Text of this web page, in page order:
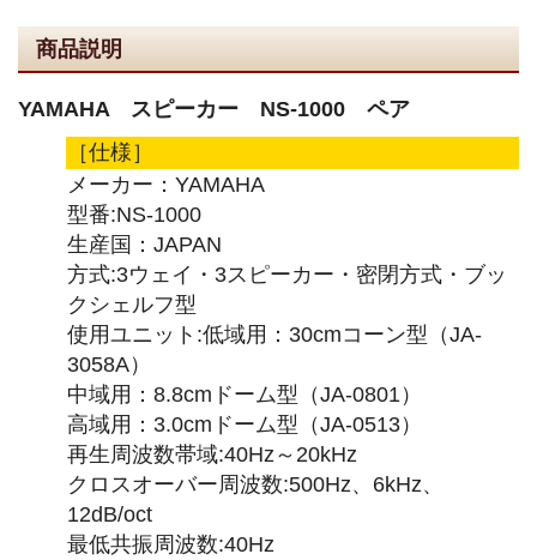
商品説明
YAMAHA スピーカー NS-1000 ペア
［仕様］
メーカー：YAMAHA
型番:NS-1000
生産国：JAPAN
方式:3ウェイ・3スピーカー・密閉方式・ブッ
クシェルフ型
使用ユニット:低域用：30cmコーン型（JA-
3058A）
中域用：8.8cmドーム型（JA-0801）
高域用：3.0cmドーム型（JA-0513）
再生周波数帯域:40Hz～20kHz
クロスオーバー周波数:500Hz、6kHz、
12dB/oct
最低共振周波数:40Hz